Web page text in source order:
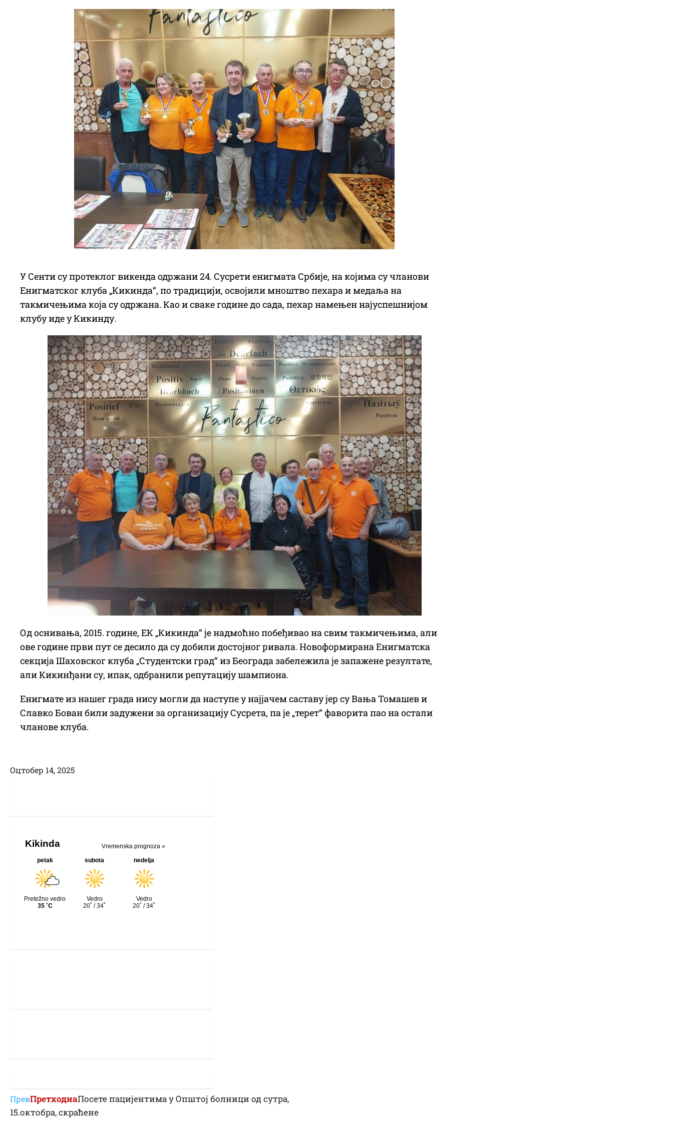
У Сенти су протеклог викенда одржани 24. Сусрети енигмата Србије, на којима су чланови
Енигматског клуба „Кикинда“, по традицији, освојили мноштво пехара и медаља на
такмичењима која су одржана. Као и сваке године до сада, пехар намењен најуспешнијом
клубу иде у Кикинду.
Од оснивања, 2015. године, ЕК „Кикинда“ је надмоћно побеђивао на свим такмичењима, али
ове године први пут се десило да су добили достојног ривала. Новоформирана Енигматска
секција Шаховског клуба „Студентски град“ из Београда забележила је запажене резултате,
али Кикинђани су, ипак, одбранили репутацију шампиона.
Енигмате из нашег града нису могли да наступе у најјачем саставу јер су Вања Томашев и
Славко Бован били задужени за организацију Сусрета, па је „терет“ фаворита пао на остали
чланове клуба.
Оцтобер 14, 2025
ПревПретходнаПосете пацијентима у Општој болници од сутра,
15.октобра, скраћене